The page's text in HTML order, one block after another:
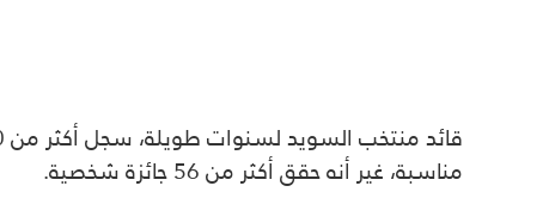
مناسبة، غير أنه حقق أكثر من 56 جائزة شخصية.